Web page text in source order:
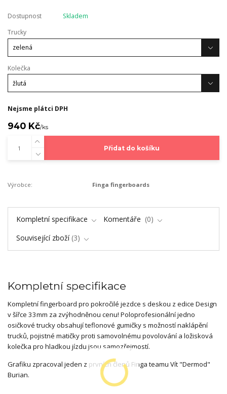
Dostupnost
Skladem
Trucky
Kolečka
Nejsme plátci DPH
940 Kč/ks
Přidat do košíku
Výrobce: Finga fingerboards
Kompletní specifikace Komentáře
0
Související zboží 3
Kompletní specifikace
Kompletní fingerboard pro pokročilé jezdce s deskou z edice Design
v šířce 33mm za zvýhodněnou cenu! Poloprofesionální jedno
osičkové trucky obsahují teflonové gumičky s možností naklápění
trucků, pojistné matičky proti samovolnému povolování a ložisková
kolečka pro hladkou jízdu jsou samozřejmostí.
Grafiku zpracoval jeden z prvních členů Finga teamu Vít "Dermod"
Burian.